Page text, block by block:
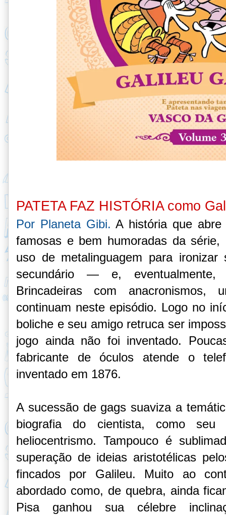
PATETA FAZ HISTÓRIA como
Por Planeta Gibi. A história que
famosas e bem humoradas da
uso de metalinguagem para ironizar
secundário — e,
Brincadeiras com
continuam neste episódio. Logo no
boliche e seu amigo retruca ser
jogo ainda não foi inventado.
fabricante de óculos atende o
inventado em 1876.
A sucessão de gags suaviza a
biografia do cientista, como seu
heliocentrismo. Tampouco é
superação de ideias aristotélicas
fincados por Galileu. Muito ao
abordado como, de quebra, ainda
Pisa ganhou sua célebre